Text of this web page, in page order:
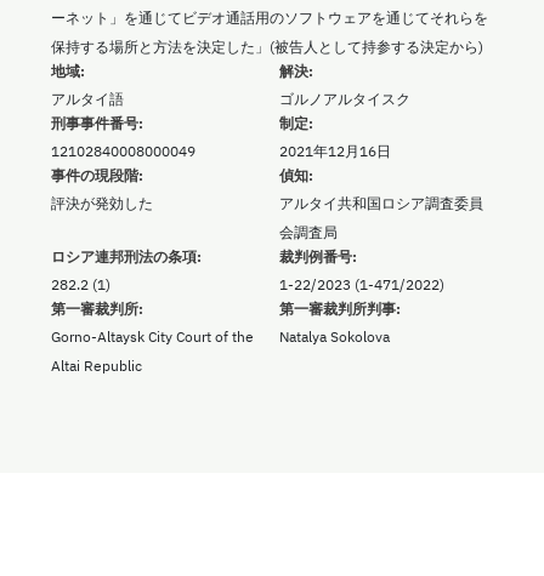
地域:
アルタイ語
解決:
ゴルノアルタイスク
ーネット」を通じてビデオ通話用のソフトウェアを通じてそれらを
保持する場所と方法を決定した」(被告人として持参する決定から)
刑事事件番号:
12102840008000049
制定:
2021年12月16日
事件の現段階:
評決が発効した
偵知:
アルタイ共和国ロシア調査委員
会調査局
ロシア連邦刑法の条項:
282.2 (1)
裁判例番号:
1-22/2023 (1-471/2022)
第一審裁判所:
Gorno-Altaysk City Court of the
Altai Republic
第一審裁判所判事:
Natalya Sokolova